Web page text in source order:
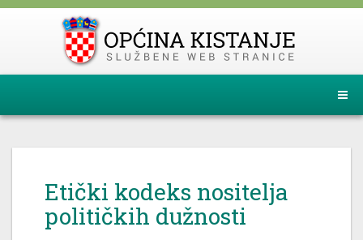
Etički kodeks nositelja
političkih dužnosti